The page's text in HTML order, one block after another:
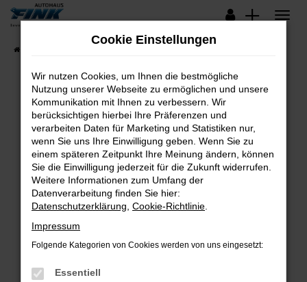
Zum
springen
Lagerfahrzeuge
Fehler: Network Error
Beim Laden ist ein Fehler aufgetreten.
Hier sind ein paar Tipps, die dir helfen können:
Überprüfe deine Firewall und deine
Internetverbindung.
Laden andere Webseiten, zum Beispiel deine
Suchmaschine?
Prüfe deine Browsererweiterungen.
können das Laden bestimmter Seiten
Cookie Einstellungen
Wir nutzen Cookies, um Ihnen die bestmögliche
Nutzung unserer Webseite zu ermöglichen und unsere
Kommunikation mit Ihnen zu verbessern. Wir
berücksichtigen hierbei Ihre Präferenzen und
verarbeiten Daten für Marketing und Statistiken nur,
wenn Sie uns Ihre Einwilligung geben. Wenn Sie zu
einem späteren Zeitpunkt Ihre Meinung ändern, können
Sie die Einwilligung jederzeit für die Zukunft widerrufen.
Weitere Informationen zum Umfang der
Datenverarbeitung finden Sie hier:
Datenschutzerklärung Cookie-Richtlinie
Impressum
Folgende Kategorien von Cookies werden von uns eingesetzt:
Essentiell